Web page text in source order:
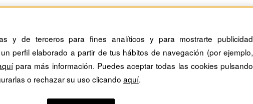
y de terceros para fines analíticos y para mostrarte publicidad
perfil elaborado a partir de tus hábitos de navegación (por ejemplo,
para más información. Puedes aceptar todas las cookies pulsando
o rechazar su uso clicando aquí.